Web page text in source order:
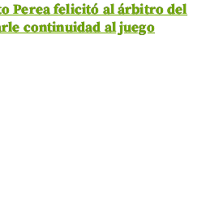
Perea felicitó al árbitro del
continuidad al juego